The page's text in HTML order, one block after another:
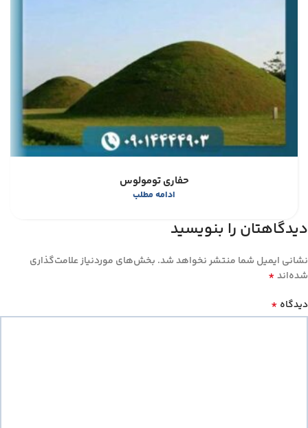
حفاری تومولوس
ادامه مطلب
دیدگاهتان را بنویسید
نشانی ایمیل شما منتشر نخواهد شد. بخش‌های موردنیاز علامت‌گذاری
شده‌اند*
دیدگاه *